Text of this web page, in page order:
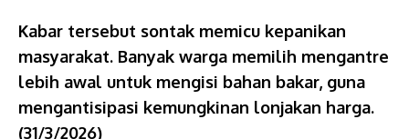
Kabar tersebut sontak memicu kepanikan
masyarakat. Banyak warga memilih mengantre
lebih awal untuk mengisi bahan bakar, guna
mengantisipasi kemungkinan lonjakan harga.
(31/3/2026)